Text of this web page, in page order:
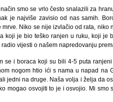
smo se vrlo često snalazili za
je najviše zavisio od nas samih.
mrve. Niko se nije izvlačio od rata,
koji je bio teško ranjen u ruku, koji je
radio vijesti o našem napredovanju
se i boraca koji su bili 4-5 puta
nogom htio ići s nama u napad na
jedni na druge. Naša volja i želja da
mogao osvojiti to je i osvojio. Mi